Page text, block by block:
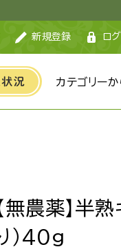
新規登録 ロ
カテゴリー
【無農薬】半
）40g